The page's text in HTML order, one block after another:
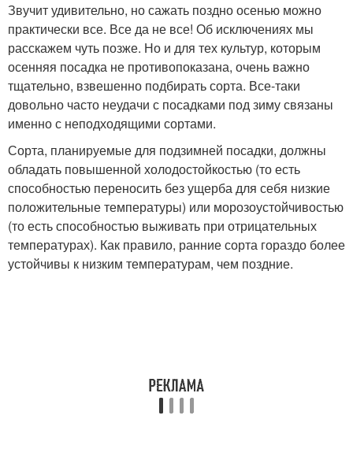
Звучит удивительно, но сажать поздно осенью можно
практически все. Все да не все! Об исключениях мы
расскажем чуть позже. Но и для тех культур, которым
осенняя посадка не противопоказана, очень важно
тщательно, взвешенно подбирать сорта. Все-таки
довольно часто неудачи с посадками под зиму связаны
именно с неподходящими сортами.
Сорта, планируемые для подзимней посадки, должны
обладать повышенной холодостойкостью (то есть
способностью переносить без ущерба для себя низкие
положительные температуры) или морозоустойчивостью
(то есть способностью выживать при отрицательных
температурах). Как правило, ранние сорта гораздо более
устойчивы к низким температурам, чем поздние.